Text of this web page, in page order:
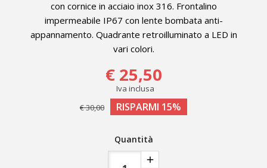
con cornice in acciaio inox 316. Frontalino
impermeabile IP67 con lente bombata anti-
appannamento. Quadrante retroilluminato a LED in
vari colori.
€ 25,50
Iva inclusa
€ 30,00
RISPARMI 15%
Quantità